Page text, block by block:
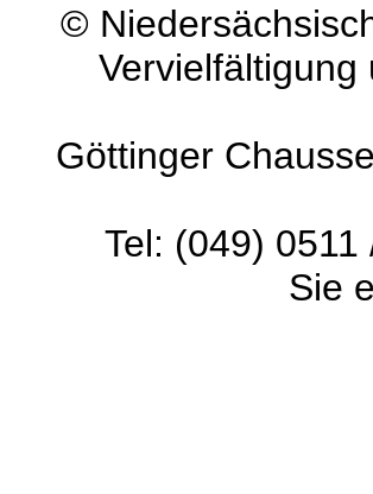
©
Vervielfältigung
Göttinger
Tel: (049)
Sie